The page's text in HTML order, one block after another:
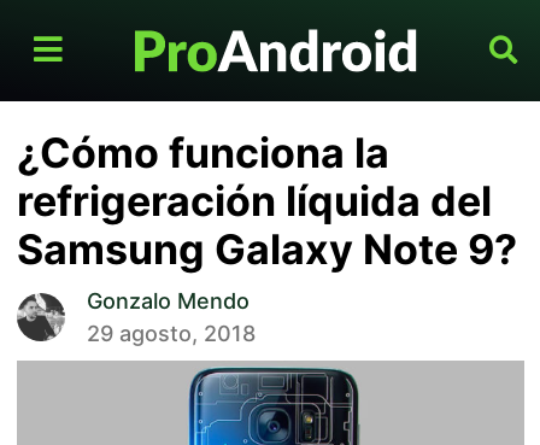
¿Cómo funciona la
refrigeración líquida del
Samsung Galaxy Note 9?
Gonzalo Mendo
29 agosto, 2018